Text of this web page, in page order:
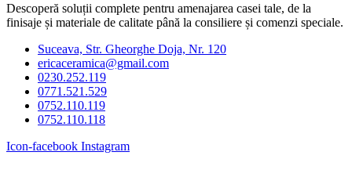
Descoperă soluții complete pentru amenajarea casei tale, de la
finisaje și materiale de calitate până la consiliere și comenzi speciale.
Suceava, Str. Gheorghe Doja, Nr. 120
ericaceramica@gmail.com
0230.252.119
0771.521.529
0752.110.119
0752.110.118
Icon-facebook Instagram